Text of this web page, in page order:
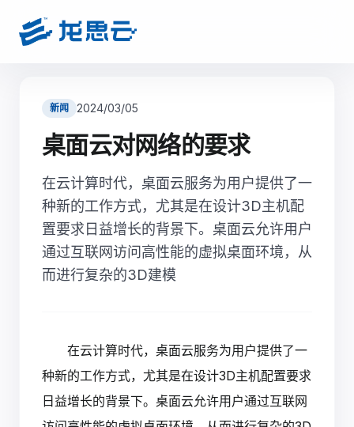
新闻 2024/03/05
桌面云对网络的要求
在云计算时代，桌面云服务为用户提供了一
种新的工作方式，尤其是在设计3D主机配
置要求日益增长的背景下。桌面云允许用户
通过互联网访问高性能的虚拟桌面环境，从
而进行复杂的3D建模
在云计算时代，桌面云服务为用户提供了一
种新的工作方式，尤其是在设计3D主机配置要求
日益增长的背景下。桌面云允许用户通过互联网